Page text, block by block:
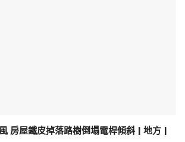
房屋鐵皮掉落路樹倒塌電桿傾斜 | 地方 |